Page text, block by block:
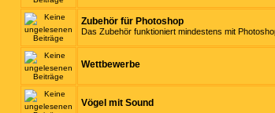
Zubehör für Photoshop
Das Zubehör funktioniert mindestens mit
Wettbewerbe
Vögel mit Sound